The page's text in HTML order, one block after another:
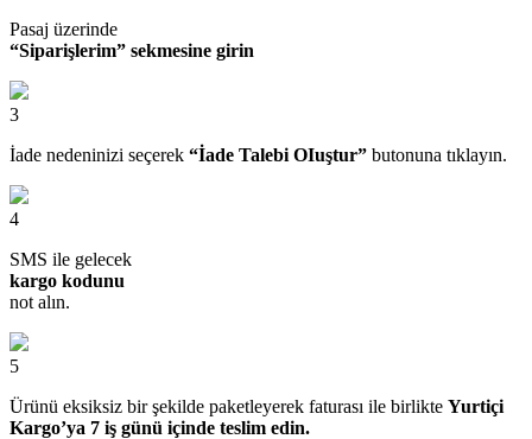
Pasaj üzerinde
“Siparişlerim” sekmesine girin
3
İade nedeninizi seçerek “İade Talebi OIuştur” butonuna tıklayın.
4
SMS ile gelecek
kargo kodunu
not alın.
5
Ürünü eksiksiz bir şekilde paketleyerek faturası ile birlikte Yurtiçi
Kargo’ya 7 iş günü içinde teslim edin.